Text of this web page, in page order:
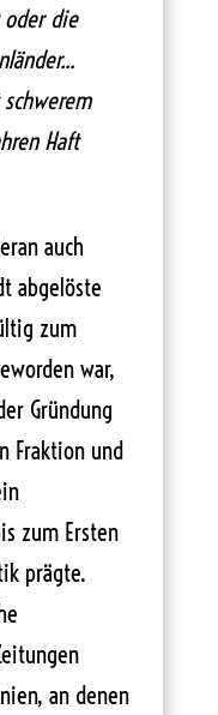
oder die
Haft
auch
abgelöste
zum
war,
Gründung
Fraktion und
zum Ersten
prägte.
an denen